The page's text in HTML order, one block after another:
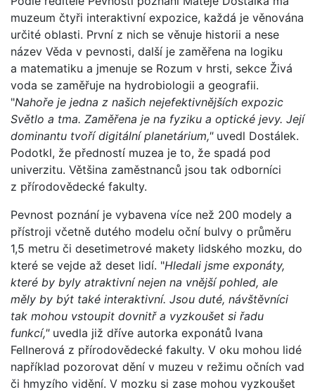
muzeum čtyři interaktivní expozice, každá je věnována
určité oblasti. První z nich se věnuje historii a nese
název Věda v pevnosti, další je zaměřena na logiku
a matematiku a jmenuje se Rozum v hrsti, sekce Živá
voda se zaměřuje na hydrobiologii a geografii.
"Nahoře je jedna z našich nejefektivnějších expozic
Světlo a tma. Zaměřena je na fyziku a optické jevy. Její
dominantu tvoří digitální planetárium," uvedl Dostálek.
Podotkl, že předností muzea je to, že spadá pod
univerzitu. Většina zaměstnanců jsou tak odborníci
z přírodovědecké fakulty.
Pevnost poznání je vybavena více než 200 modely a
přístroji včetně dutého modelu oční bulvy o průměru
1,5 metru či desetimetrové makety lidského mozku, do
které se vejde až deset lidí. "Hledali jsme exponáty,
které by byly atraktivní nejen na vnější pohled, ale
měly by být také interaktivní. Jsou duté, návštěvníci
tak mohou vstoupit dovnitř a vyzkoušet si řadu
funkcí,"uvedla již dříve autorka exponátů Ivana
Fellnerová z přírodovědecké fakulty. V oku mohou lidé
například pozorovat dění v muzeu v režimu očních vad
či hmyzího vidění. V mozku si zase mohou vyzkoušet